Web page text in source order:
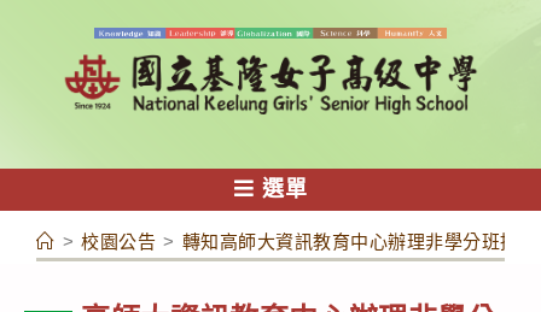
容
選單
> 校園公告 > 轉知高師大資訊教育中心辦理非學分班推